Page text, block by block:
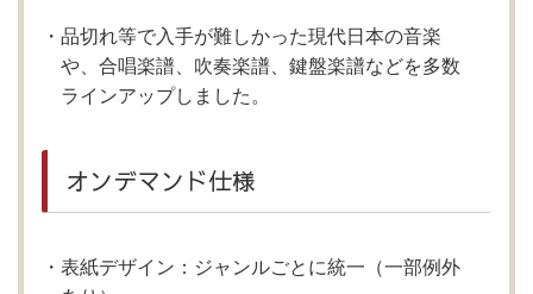
品切れ等で入手が難しかった現代日本の音楽
や、合唱楽譜、吹奏楽譜、鍵盤楽譜などを多数
ラインアップしました。
オンデマンド仕様
表紙デザイン：ジャンルごとに統一（一部例外